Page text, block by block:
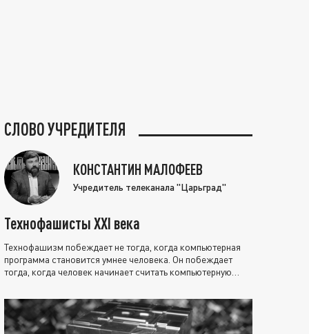
СЛОВО УЧРЕДИТЕЛЯ
КОНСТАНТИН МАЛОФЕЕВ
Учредитель телеканала "Царьград"
Технофашисты XXI века
Технофашизм побеждает не тогда, когда компьютерная
программа становится умнее человека. Он побеждает
тогда, когда человек начинает считать компьютерную